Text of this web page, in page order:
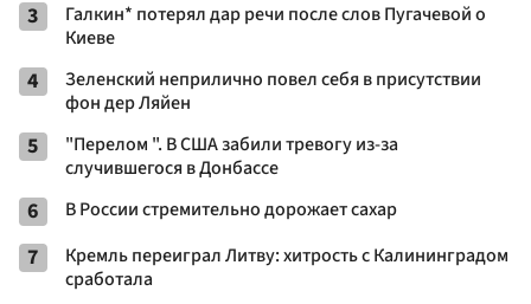
3
Галкин* потерял дар речи после слов Пугачевой о
Киеве
4
Зеленский неприлично повел cебя в присутствии
фон дер Ляйен
5
"Перелом ". В США забили тревогу из-за
случившегося в Донбассе
6 В России стремительно дорожает сахар
7
Кремль переиграл Литву: хитрость с Калининградом
сработала